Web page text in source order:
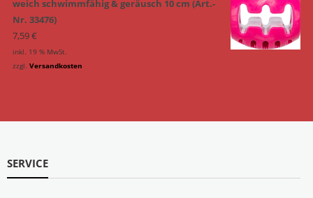
weich schwimmfähig & geräusch 10 cm (Art.-
Nr. 33476)
7,59€
inkl. 19 % MwSt.
zzgl. Versandkosten
SERVICE